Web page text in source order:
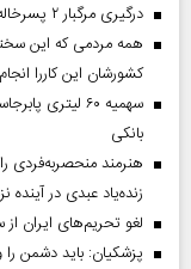
درگیری مرگبار ۲ پسرخاله در پارک
همه مردمی که این
کشورشان این کاررا
سهمیه ۶۰
بانکی
زنده‌یاد عبدی در آینده
لغو تحریم‌های ایران
پزشکیان: باید دشمن را